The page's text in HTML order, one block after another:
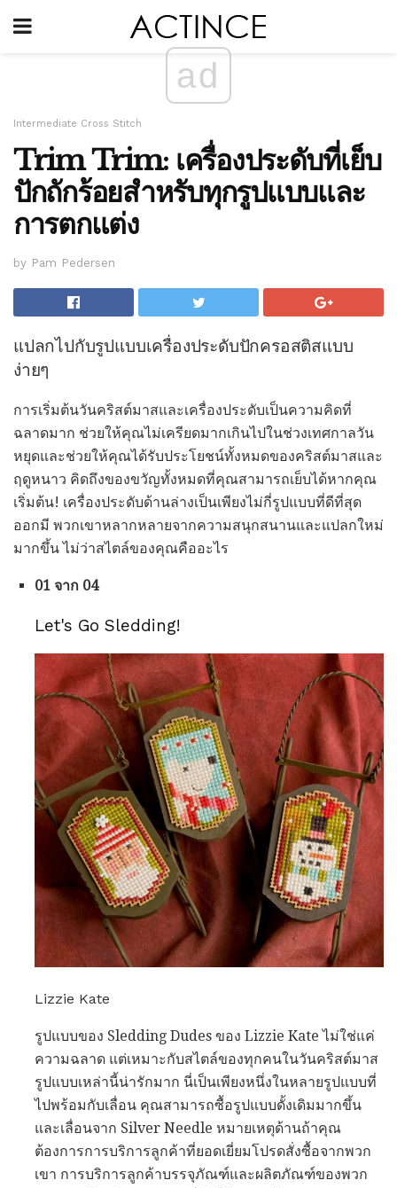
ad
Intermediate Cross Stitch
Trim Trim: เครื่องประดับที่เย็บ
ปักถักร้อยสำหรับทุกรูปแบบและ
การตกแต่ง
by Pam Pedersen
แปลกไปกับรูปแบบเครื่องประดับปักครอสติสแบบ
ง่ายๆ
การเริ่มต้นวันคริสต์มาสและเครื่องประดับเป็นความคิดที่
ฉลาดมาก ช่วยให้คุณไม่เครียดมากเกินไปในช่วงเทศกาลวัน
หยุดและช่วยให้คุณได้รับประโยชน์ทั้งหมดของคริสต์มาสและ
ฤดูหนาว คิดถึงของขวัญทั้งหมดที่คุณสามารถเย็บได้หากคุณ
เริ่มต้น! เครื่องประดับด้านล่างเป็นเพียงไม่กี่รูปแบบที่ดีที่สุด
ออกมี พวกเขาหลากหลายจากความสนุกสนานและแปลกใหม่
มากขึ้น ไม่ว่าสไตล์ของคุณคืออะไร
01 จาก 04
Let's Go Sledding!
Lizzie Kate
รูปแบบของ Sledding Dudes ของ Lizzie Kate ไม่ใช่แค่
ความฉลาด แต่เหมาะกับสไตล์ของทุกคนในวันคริสต์มาส
รูปแบบเหล่านี้น่ารักมาก นี่เป็นเพียงหนึ่งในหลายรูปแบบที่
ไปพร้อมกับเลื่อน คุณสามารถซื้อรูปแบบดั้งเดิมมากขึ้น
และเลื่อนจาก Silver Needle หมายเหตุด้านถ้าคุณ
ต้องการการบริการลูกค้าที่ยอดเยี่ยมโปรดสั่งซื้อจากพวก
เขา การบริการลูกค้าบรรจุภัณฑ์และผลิตภัณฑ์ของพวก